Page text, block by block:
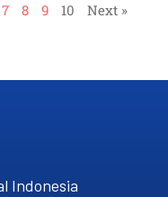
7 8 9 10 Next »
Indonesia